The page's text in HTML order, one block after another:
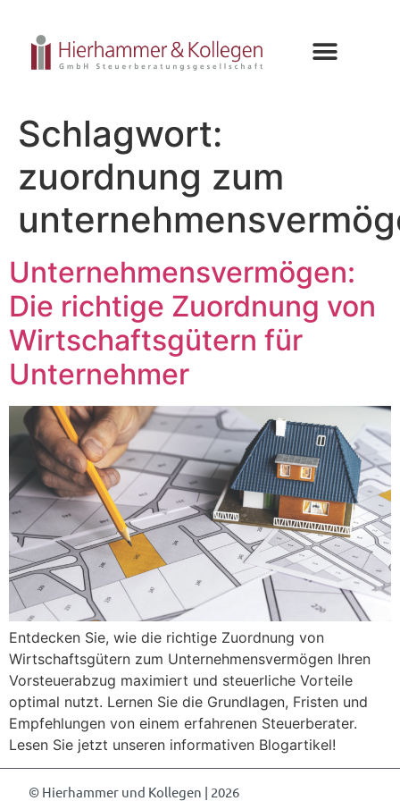
Schlagwort:
zuordnung zum
Unternehmensvermögen:
Die richtige Zuordnung von
Wirtschaftsgütern für
Unternehmer
Entdecken Sie, wie die richtige Zuordnung von
Wirtschaftsgütern zum Unternehmensvermögen Ihren
Vorsteuerabzug maximiert und steuerliche Vorteile
optimal nutzt. Lernen Sie die Grundlagen, Fristen und
Empfehlungen von einem erfahrenen Steuerberater.
Lesen Sie jetzt unseren informativen Blogartikel!
© Hierhammer und Kollegen | 2026